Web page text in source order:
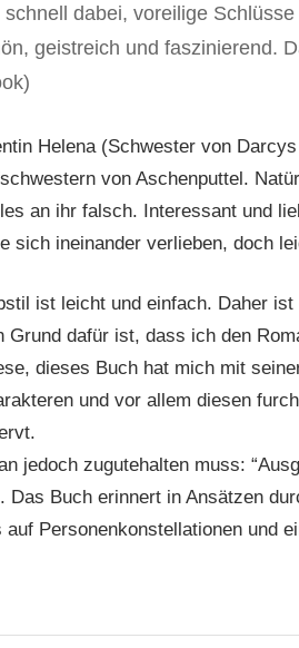
schnell dabei, voreilige
geistreich und faszinierend.
Helena (Schwester von
von Aschenputtel.
an ihr falsch. Interessant und
sich ineinander verlieben, doch
ist leicht und einfach. Daher
Grund dafür ist, dass ich den
dieses Buch hat mich mit
und vor allem diesen
jedoch zugutehalten muss:
Das Buch erinnert in Ansätzen
Personenkonstellationen und